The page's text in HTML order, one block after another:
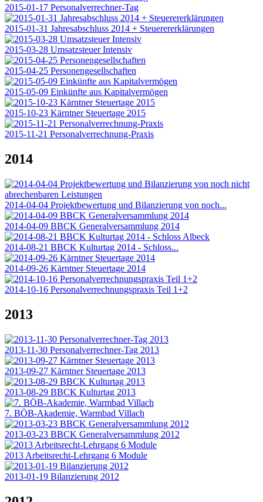
2015-01-17 Personalverrechner-Tag
2015-01-31 Jahresabschluss 2014 + Steuerererklärungen
2015-03-28 Umsatzsteuer Intensiv
2015-04-25 Personengesellschaften
2015-05-09 Einkünfte aus Kapitalvermögen
2015-10-23 Kärntner Steuertage 2015
2015-11-21 Personalverrechnung-Praxis
2014
2014-04-04 Projektbewertung und Bilanzierung von noch...
2014-04-09 BBCK Generalversammlung 2014
2014-08-21 BBCK Kulturtag 2014 - Schloss...
2014-09-26 Kärntner Steuertage 2014
2014-10-16 Personalverrechnungspraxis Teil 1+2
2013
2013-11-30 Personalverrechner-Tag 2013
2013-09-27 Kärntner Steuertage 2013
2013-08-29 BBCK Kulturtag 2013
7. BÖB-Akademie, Warmbad Villach
2013-03-23 BBCK Generalversammlung 2012
2013 Arbeitsrecht-Lehrgang 6 Module
2013-01-19 Bilanzierung 2012